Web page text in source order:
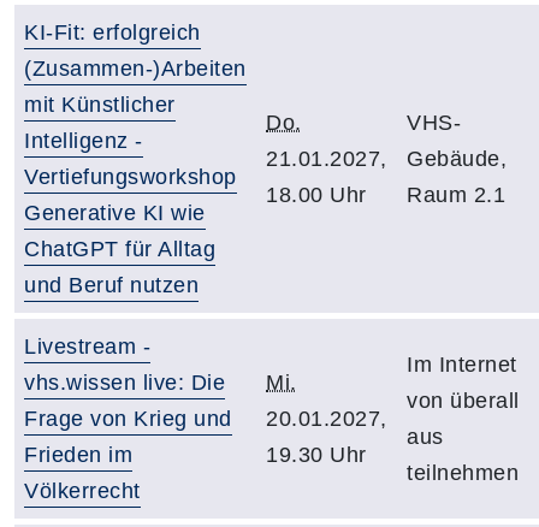
KI-Fit: erfolgreich
(Zusammen-)Arbeiten
mit Künstlicher
Intelligenz -
Vertiefungsworkshop
Generative KI wie
ChatGPT für Alltag
und Beruf nutzen
Do.
21.01.2027,
18.00 Uhr
VHS-
Gebäude,
Raum 2.1
Livestream -
vhs.wissen live: Die
Frage von Krieg und
Frieden im
Völkerrecht
Mi.
20.01.2027,
19.30 Uhr
Im Internet
von überall
aus
teilnehmen